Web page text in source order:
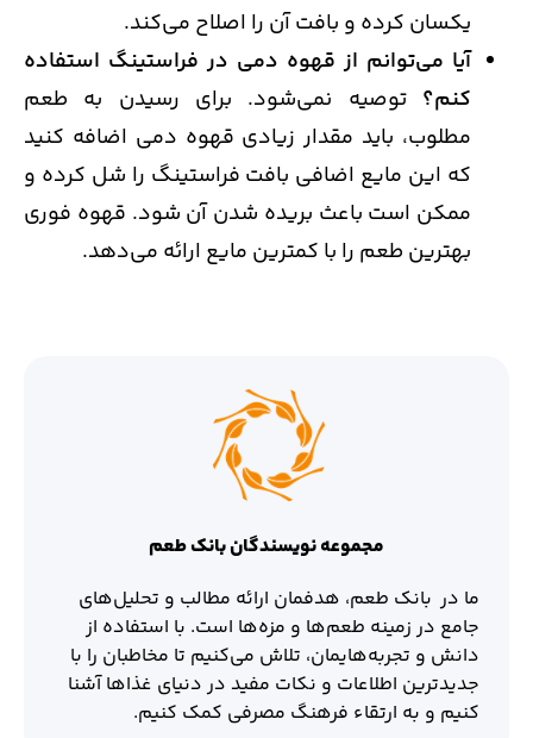
یکسان کرده و بافت آن را اصلاح می‌کند.
آیا می‌توانم از قهوه دمی در فراستینگ استفاده
کنم؟ توصیه نمی‌شود. برای رسیدن به طعم
مطلوب، باید مقدار زیادی قهوه دمی اضافه کنید
که این مایع اضافی بافت فراستینگ را شل کرده و
ممکن است باعث بریده شدن آن شود. قهوه فوری
بهترین طعم را با کمترین مایع ارائه می‌دهد.
مجموعه نویسندگان بانک طعم
ما در بانک طعم، هدفمان ارائه مطالب و تحلیل‌های
جامع در زمینه طعم‌ها و مزه‌ها است. با استفاده از
دانش و تجربه‌هایمان، تلاش می‌کنیم تا مخاطبان را با
جدیدترین اطلاعات و نکات مفید در دنیای غذاها آشنا
کنیم و به ارتقاء فرهنگ مصرفی کمک کنیم.